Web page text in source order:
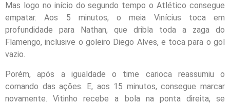
Mas logo no início do segundo tempo o Atlético consegue
empatar. Aos 5 minutos, o meia Vinícius toca em
profundidade para Nathan, que dribla toda a zaga do
Flamengo, inclusive o goleiro Diego Alves, e toca para o gol
vazio.
Porém, após a igualdade o time carioca reassumiu o
comando das ações. E, aos 15 minutos, consegue marcar
novamente. Vitinho recebe a bola na ponta direita, se